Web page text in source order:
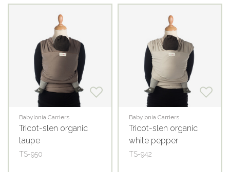
Babylonia Carriers
Tricot-slen organic
taupe
TS-950
Babylonia Carriers
Tricot-slen organic
white pepper
TS-942